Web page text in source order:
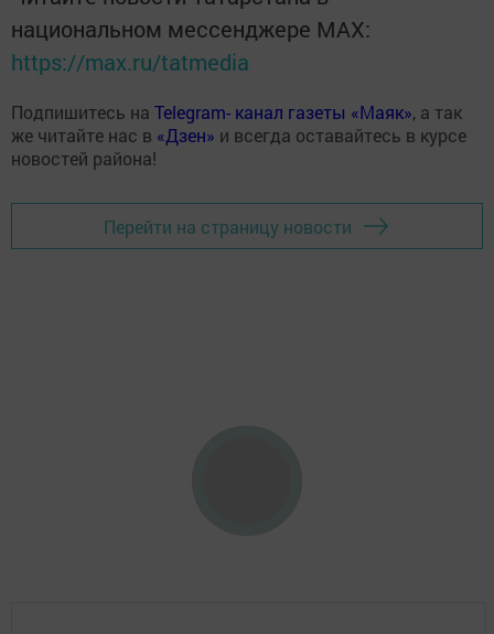
национальном мессенджере MАХ:
https://max.ru/tatmedia
Подпишитесь на Telegram- канал газеты «Маяк», а так
же читайте нас в «Дзен» и всегда оставайтесь в курсе
новостей района!
Перейти на страницу новости